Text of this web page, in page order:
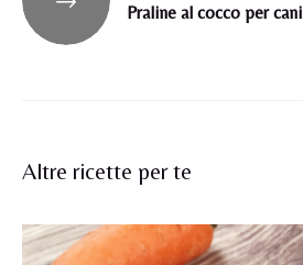
Praline al cocco per cani
Altre ricette per te